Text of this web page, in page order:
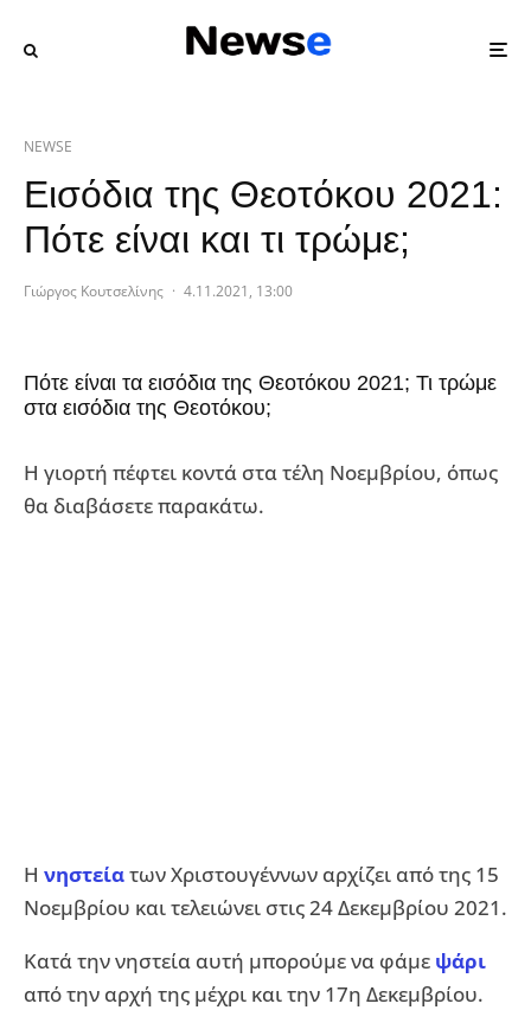
NEWSE
Εισόδια της Θεοτόκου 2021:
Πότε είναι και τι τρώμε;
Γιώργος Κουτσελίνης · 4.11.2021, 13:00
Πότε είναι τα εισόδια της Θεοτόκου 2021; Τι τρώμε
στα εισόδια της Θεοτόκου;
Η γιορτή πέφτει κοντά στα τέλη Νοεμβρίου, όπως
θα διαβάσετε παρακάτω.
Η νηστείατων Χριστουγέννων αρχίζει από της 15
Νοεμβρίου και τελειώνει στις 24 Δεκεμβρίου 2021.
Κατά την νηστεία αυτή μπορούμε να φάμε ψάρι
από την αρχή της μέχρι και την 17η Δεκεμβρίου.